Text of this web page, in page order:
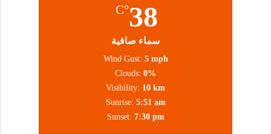
38
°C
سماء صافية
Wind Gust: 5 mph
Clouds: 0%
Visibility: 10 km
Sunrise: 5:51 am
Sunset: 7:30 pm